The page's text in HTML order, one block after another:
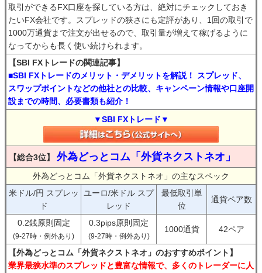
取引ができるFX口座を探している方は、絶対にチェックしておき
たいFX会社です。スプレッドの狭さにも定評があり、1回の取引で
1000万通貨まで注文が出せるので、取引量が増えて稼げるように
なってからも長く使い続けられます。
【SBI FXトレードの関連記事】
■SBI FXトレードのメリット・デメリットを解説！ スプレッド、
スワップポイントなどの他社との比較、キャンペーン情報や口座開
設までの時間、必要書類も紹介！
▼SBI FXトレード▼
【総合3位】 外為どっとコム「外貨ネクストネオ」
外為どっとコム「外貨ネクストネオ」の主なスペック
米ドル/円 スプレッ
ド
ユーロ/米ドル スプ
レッド
最低取引単
位
通貨ペア数
0.2銭原則固定
(9-27時・例外あり)
0.3pips原則固定
(9-27時・例外あり)
1000通貨 42ペア
【外為どっとコム「外貨ネクストネオ」のおすすめポイント】
業界最狭水準のスプレッドと豊富な情報で、多くのトレーダーに人